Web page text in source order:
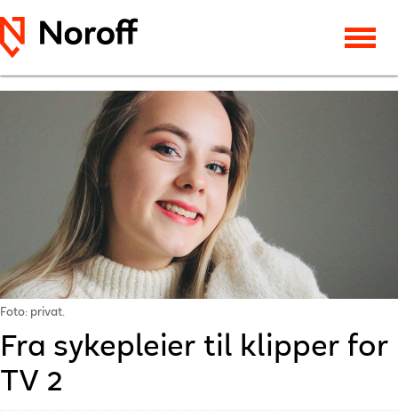
Foto: privat.
Fra sykepleier til klipper for
TV 2